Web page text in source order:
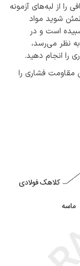
را از لبه‌های آزمونه
شوید مواد
است و در
نظر می‌رسد،
را انجام دهید.
مقاومت فشاری را